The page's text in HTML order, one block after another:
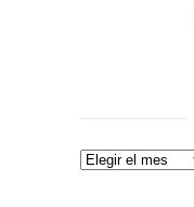
Archivos